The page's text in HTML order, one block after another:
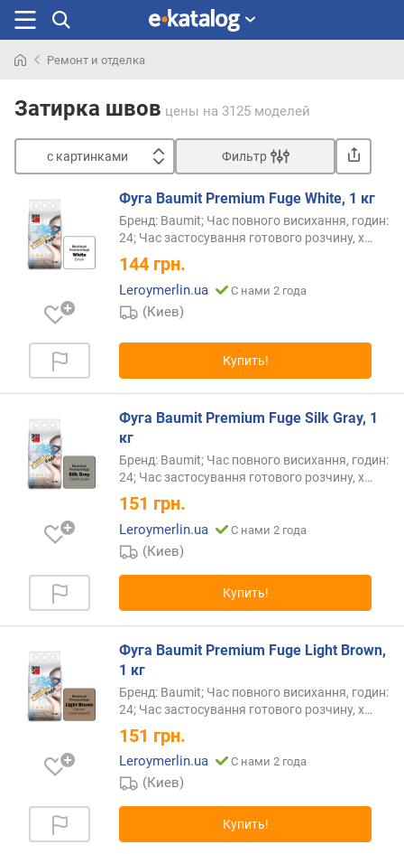
раньше
Ремонт и отделка
Затирка швов цены на 3125 моделей
с картинками
с
к
а
р
и
н
к
м
о
т
д
е
е
к
д
р
о
г
и
Фильтр
Фуга Baumit Premium Fuge White, 1 кг
Бренд: Baumit; Час повного висихання, годин:
24; Час застосування готового розчину, х…
144 грн.
Leroymerlin.ua С нами 2 года
(Киев)
Купить!
Фуга Baumit Premium Fuge Silk Gray, 1
кг
Бренд: Baumit; Час повного висихання, годин:
24; Час застосування готового розчину, х…
151 грн.
Leroymerlin.ua С нами 2 года
(Киев)
Купить!
Фуга Baumit Premium Fuge Light Brown,
1 кг
Бренд: Baumit; Час повного висихання, годин:
24; Час застосування готового розчину, х…
151 грн.
Leroymerlin.ua С нами 2 года
(Киев)
Купить!